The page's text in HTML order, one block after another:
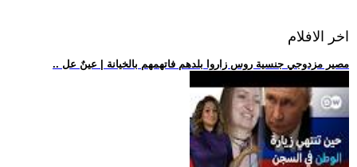
اخر الافلام
.. مصير مزدوجي جنسية روس زاروا بلدهم فاتهمهم بالخيانة | عينٌ عل